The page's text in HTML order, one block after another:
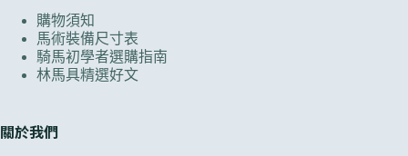
購物須知
馬術裝備尺寸表
騎馬初學者選購指南
林馬具精選好文
關於我們